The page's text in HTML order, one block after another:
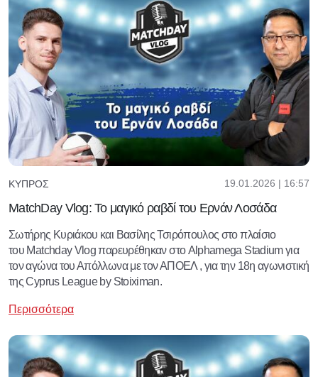
ΚΎΠΡΟΣ 19.01.2026 | 16:57
MatchDay Vlog: Το μαγικό ραβδί του Ερνάν Λοσάδα
Σωτήρης Κυριάκου και Βασίλης Τσιρόπουλος στο πλαίσιο
του Matchday Vlog παρευρέθηκαν στο Alphamega Stadium για
τον αγώνα του Απόλλωνα με τον ΑΠΟΕΛ , για την 18η αγωνιστική
της Cyprus League by Stoiximan.
Περισσότερα